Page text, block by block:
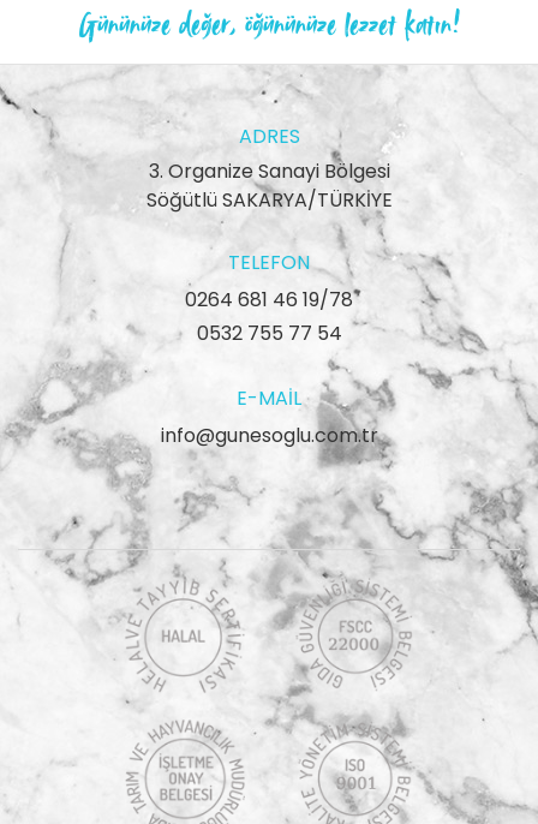
Gününüze değer, öğününüze lezzet katın!
ADRES
3. Organize Sanayi Bölgesi
Söğütlü SAKARYA/TÜRKİYE
TELEFON
0264 681 46 19/78
0532 755 77 54
E-MAIL
info@gunesoglu.com.tr